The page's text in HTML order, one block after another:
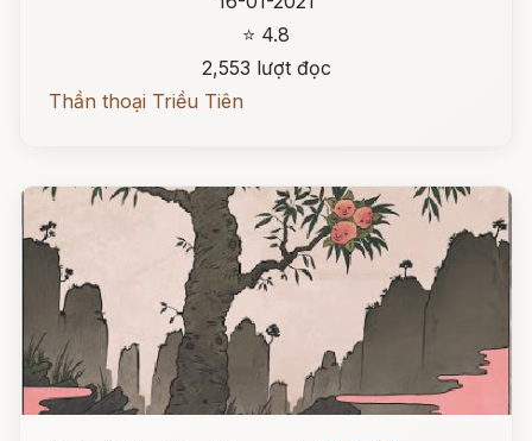
⭐ 4.8
2,553 lượt đọc
Thần thoại Triều Tiên